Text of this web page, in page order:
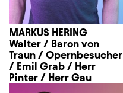
MARKUS HERING
Walter / Baron von
Traun / Opernbesucher
/ Emil Grab / Herr
Pinter / Herr Gau